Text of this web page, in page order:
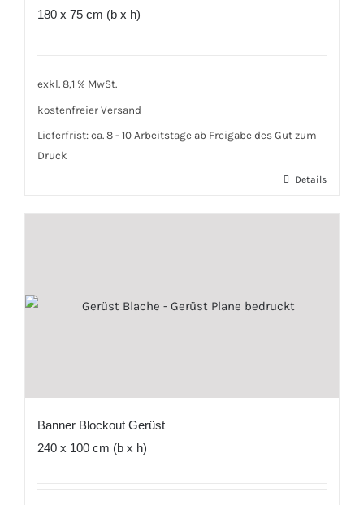
180 x 75 cm (b x h)
exkl. 8,1 % MwSt.
kostenfreier Versand
Lieferfrist: ca. 8 - 10 Arbeitstage ab Freigabe des Gut zum
Druck
Details
Banner Blockout Gerüst
240 x 100 cm (b x h)